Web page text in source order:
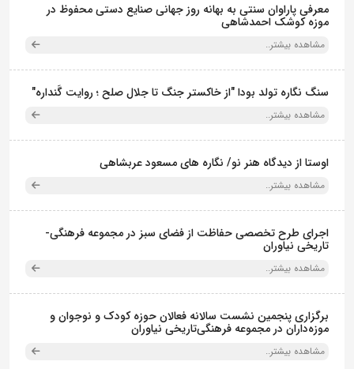
معرفی پاراوان سنتی به بهانه روز جهانی صنایع دستی محفوظ در
موزه کوشک احمدشاهی
مشاهده بیشتر..
سنگ نگاره تولد بودا "از خاکستر جنگ تا جلال صلح ؛ روایت گَنداره"
مشاهده بیشتر..
اوستا از دیدگاه هنر نو/ نگاره های مسعود عربشاهی
مشاهده بیشتر..
اجرای طرح تخصصی حفاظت از فضای سبز در مجموعه فرهنگی-
تاریخی نیاوران
مشاهده بیشتر..
برگزاری پنجمین نشست سالانه فعالان حوزه کودک و نوجوان و
موزه‌داران در مجموعه فرهنگی‌تاریخی نیاوران
مشاهده بیشتر..